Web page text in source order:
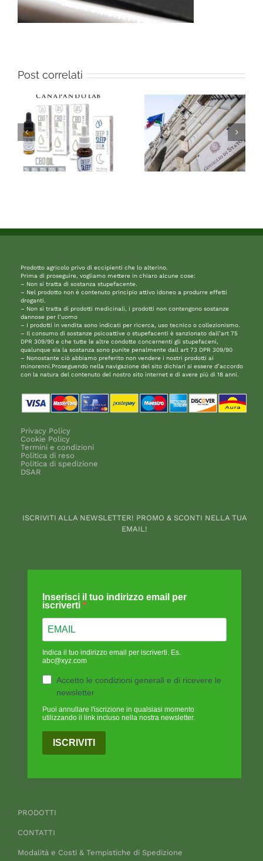
Post correlati
Prodotto agricolo privo di eccipienti che lo alterino.
Prima di proseguire, vogliamo mettere in chiaro alcune cose:
– Non si tratta di sostanza stupefacente.
– Nel prodotto non è contenuto principio attivo idoneo a produrre effetti
droganti.
– Non si tratta di prodotti medicinali, i prodotti non contengono sostanze
dannose per l’uomo
– I prodotti in vendita sono indicati per ricerca, uso tecnico o collezionismo.
– Il consumo di sostanze psicoattive o stupefacenti è sanzionato dall’art 75
DPR 309/90 e che tutte le altre condotte concernenti gli stupefaceni,
qualunque sia la sostanza sono punite penalmente dall art 73 DPR 309/90
– Nonostante ciò abbiamo preferito non vendere i nostri prodotti ai
minorenni.Proseguendo nella navigazione del sito dichiari si essere d’accordo
con la natura del contenuto del nostro sito internet e di avere più di 18 anni.
Privacy Policy
Cookie Policy
Termini e condizioni
Politica di reso
Politica di spedizione
DSAR
ISCRIVITI ALLA NEWSLETTER! PROMO & SCONTI NELLA TUA
EMAIL!
Inserisci il tuo indirizzo email per
iscriverti
Indica il tuo indirizzo email per iscriverti. Es.
abc@xyz.com
Accetto le condizioni generali e di ricevere le
newsletter
Puoi annullare l'iscrizione in qualsiasi momento
utilizzando il link incluso nella nostra newsletter.
ISCRIVITI
PRODOTTI
CONTATTI
Modalità e Costi & Tempistiche di Spedizione